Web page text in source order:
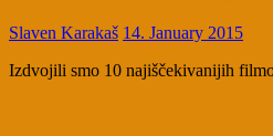
Slaven Karakaš 14. January 2015
Izdvojili smo 10 najiščekivanijih